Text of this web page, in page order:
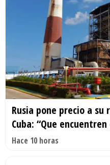
Rusia pone precio a
Cuba: “Que
Hace 10 horas